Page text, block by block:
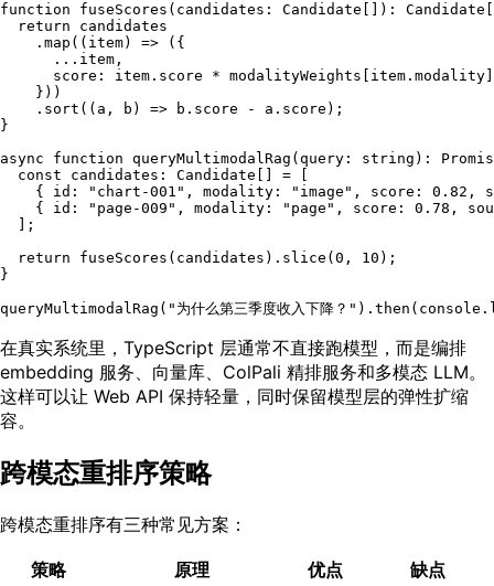
function
fuseScores ( candidates : Candidate ): Candidate
return candidates
    .
map ( ( item) => ({
      ...item,
score : item. score * modalityWeights[item. modality
    }))
    .
sort ( ( a, b ) => b. score - a. score );
}
async
function queryMultimodalRag ( query : string ):
const
candidates : Candidate [] = [
    {
id : "chart-001" , modality : "image" , score : 0.82 ,
    {
id : "page-009" , modality : "page" , score : 0.78 ,
  ];
return
fuseScores (candidates). slice ( 0 , 10 );
}
queryMultimodalRag ( "为什么第三季度收入下降？" ). then ( console .
在真实系统里，TypeScript 层通常不直接跑模型，而是编排
embedding 服务、向量库、ColPali 精排服务和多模态 LLM。
这样可以让 Web API 保持轻量，同时保留模型层的弹性扩缩
容。
跨模态重排序策略
跨模态重排序有三种常见方案：
策略 原理 优点
缺点